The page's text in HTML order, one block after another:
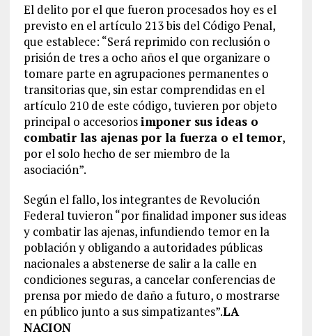
El delito por el que fueron procesados hoy es el
previsto en el artículo 213 bis del Código Penal,
que establece: “Será reprimido con reclusión o
prisión de tres a ocho años el que organizare o
tomare parte en agrupaciones permanentes o
transitorias que, sin estar comprendidas en el
artículo 210 de este código, tuvieren por objeto
principal o accesoriosimponer sus ideas o
combatir las ajenas por la fuerza o el temor,
por el solo hecho de ser miembro de la
asociación”.
Según el fallo, los integrantes de Revolución
Federal tuvieron “por finalidad imponer sus ideas
y combatir las ajenas, infundiendo temor en la
población y obligando a autoridades públicas
nacionales a abstenerse de salir a la calle en
condiciones seguras, a cancelar conferencias de
prensa por miedo de daño a futuro, o mostrarse
en público junto a sus simpatizantes”.LA
NACION